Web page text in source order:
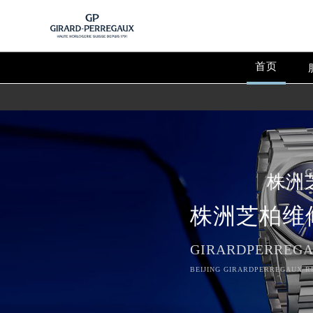
首页
株洲
株洲芝柏维
BEIJING GIRARDPERREGAUX